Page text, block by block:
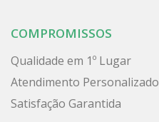
COMPROMISSOS
Qualidade em 1º Lugar
Atendimento Personalizado
Satisfação Garantida